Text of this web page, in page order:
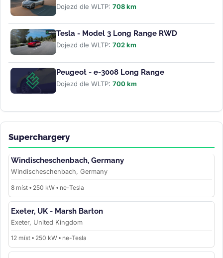
Dojezd dle WLTP: 708 km
Tesla - Model 3 Long Range RWD
Dojezd dle WLTP: 702 km
Peugeot - e-3008 Long Range
Dojezd dle WLTP: 700 km
Superchargery
Windischeschenbach, Germany
Windischeschenbach, Germany
8 míst • 250 kW • ne-Tesla
Exeter, UK - Marsh Barton
Exeter, United Kingdom
12 míst • 250 kW • ne-Tesla